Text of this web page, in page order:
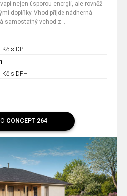
nejen úsporou energií, ale rovněž
doplňky. Vhod přijde nádherná
samostatný vchod z ..
Kč s DPH
Kč s DPH
CONCEPT 264